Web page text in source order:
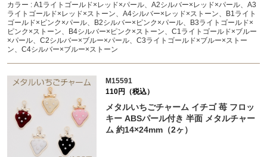
カラー : A1ライトゴールド×レッド×パール、A2シルバー×レッド×パール、A3
ライトゴールド×レッド×ストーン、A4シルバー×レッド×ストーン、B1ライト
ゴールド×ピンク×パール、B2シルバー×ピンク×パール、B3ライトゴールド×
ピンク×ストーン、B4シルバー×ピンク×ストーン、C1ライトゴールド×ブルー
×パール、C2シルバー×ブルー×パール、C3ライトゴールド×ブルー×ストー
ン、C4シルバー×ブルー×ストーン
M15591
110円（税込）
メタルいちごチャーム イチゴ 苺 フロッ
キー ABSパール付き 半面 メタルチャー
ム 約14×24mm（2ヶ）